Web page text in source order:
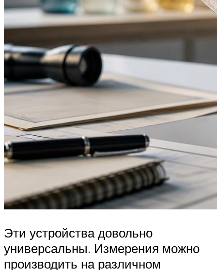
Эти устройства довольно
универсальны. Измерения можно
производить на различном